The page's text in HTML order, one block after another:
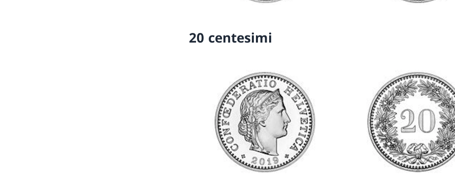
20 centesimi